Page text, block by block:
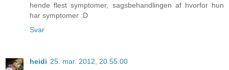
hende flest symptomer, sagsbehandlingen af hvorfor hun
har symptomer :D
Svar
heidi 25. mar. 2012, 20.55.00